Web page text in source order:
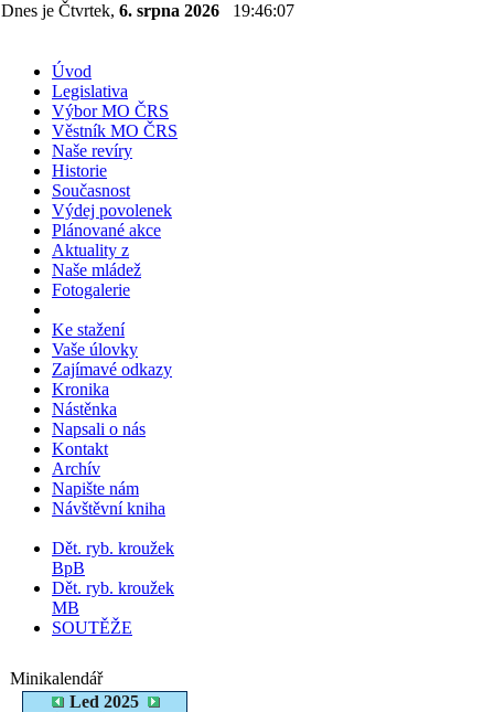
Dnes je Čtvrtek, 6. srpna 2026 19:46:08
Úvod
Legislativa
Výbor MO ČRS
Věstník MO ČRS
Naše revíry
Historie
Současnost
Výdej povolenek
Plánované akce
Aktuality z
Naše mládež
Fotogalerie
Ke stažení
Vaše úlovky
Zajímavé odkazy
Kronika
Nástěnka
Napsali o nás
Kontakt
Archív
Napište nám
Návštěvní kniha
Dět. ryb. kroužek
BpB
Dět. ryb. kroužek
MB
SOUTĚŽE
Minikalendář
Led 2025